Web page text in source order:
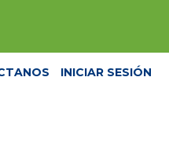
INICIAR SESIÓN